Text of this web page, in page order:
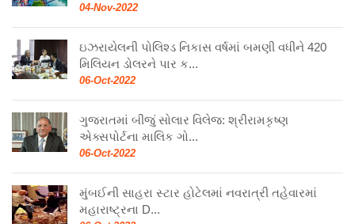
04-Nov-2022
ઇઝરાયેલની પોલિશ્ડ નિકાસ વર્ષમાં બમણી વધીને 420
મિલિયન ડોલરને પાર ક...
06-Oct-2022
ગુજરાતમાં બીજું સોલાર વિલેજ: શ્રીરામકૃષ્ણ
એક્સપોર્ટના માલિક ગો...
06-Oct-2022
મુંબઈની સાહરા સ્ટાર હોટેલમાં નવરાત્રી તહેવારમાં
મહારાષ્ટ્રના D...